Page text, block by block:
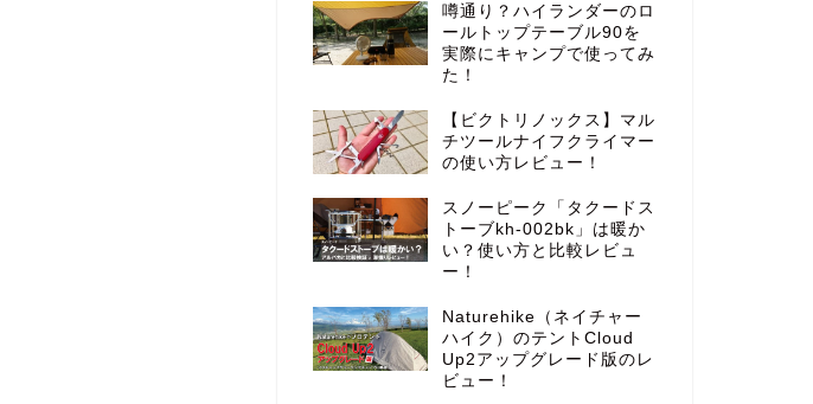
噂通り？ハイランダーのロ
ールトップテーブル90を
実際にキャンプで使ってみ
た！
【ビクトリノックス】マル
チツールナイフクライマー
の使い方レビュー！
スノーピーク「タクードス
トーブkh-002bk」は暖か
い？使い方と比較レビュ
ー！
Naturehike（ネイチャー
ハイク）のテントCloud
Up2アップグレード版のレ
ビュー！